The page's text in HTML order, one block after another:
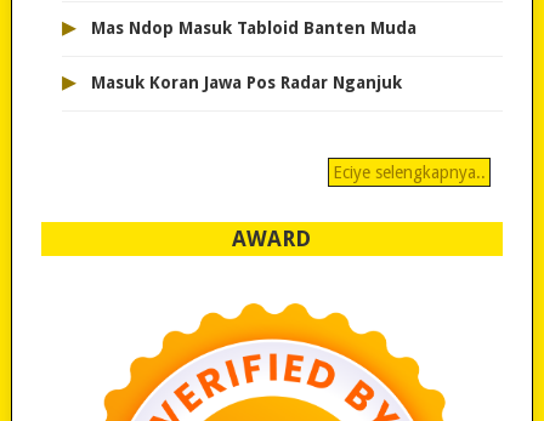
▸ Mas Ndop Masuk Tabloid Banten Muda
▸ Masuk Koran Jawa Pos Radar Nganjuk
Eciye selengkapnya..
AWARD